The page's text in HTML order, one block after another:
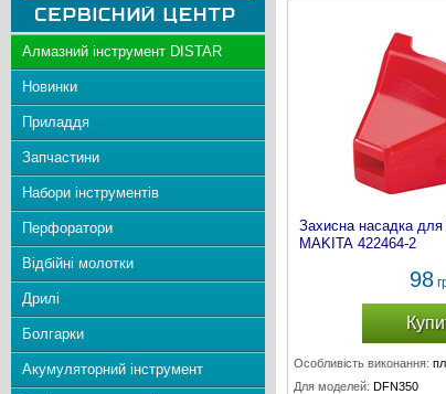
Алмазний інструмент DISTAR
Новинки
Приладдя
Запчастини
Набори інструментів
Перфоратори
Відбійні молотки
Дрилі
Болгарки
Акумуляторний інструмент
Захисна насадка для
MAKITA 422464-2
98
Особливість виконання:
Для моделей: DFN350